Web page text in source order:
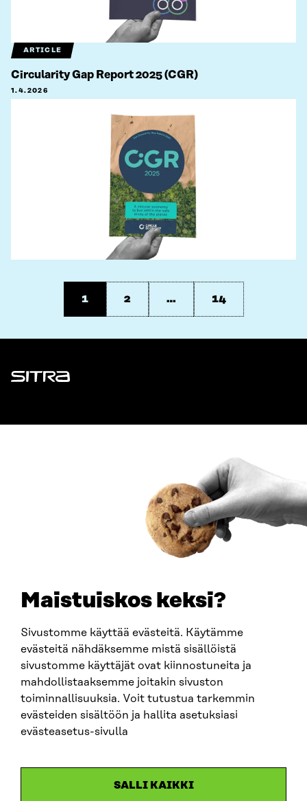
Maistuiskos keksi?
Sivustomme käyttää evästeitä. Käytämme
evästeitä nähdäksemme mistä sisällöistä
sivustomme käyttäjät ovat kiinnostuneita ja
mahdollistaaksemme joitakin sivuston
toiminnallisuuksia. Voit tutustua tarkemmin
evästeiden sisältöön ja hallita asetuksiasi
evästeasetus-sivulla
SALLI KAIKKI
ARTICLE
Circularity Gap Report 2025 (CGR)
1.4.2026
1 2 … 14
Sitra
firstname.lastname@sitra.fi
SITRA ON SOCIAL MEDIA
LinkedIn
Instagram